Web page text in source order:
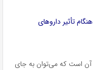
تأثیر داروهای
آن است که می‌توان به جای